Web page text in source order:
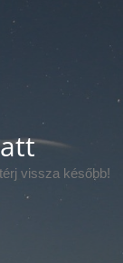
vissza később!